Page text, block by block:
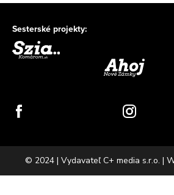
Sesterské projekty:
© 2024 | Vydavateľ C+ media s.r.o. |